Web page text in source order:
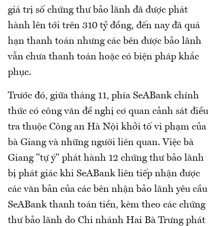
giá trị số chứng thư bảo lãnh đã được phát
hành lên tới trên 310 tỷ đồng, đến nay đã quá
hạn thanh toán nhưng các bên được bảo lãnh
vẫn chưa thanh toán hoặc có biện pháp khắc
phục.
Trước đó, giữa tháng 11, phía SeABank chính
thức có công văn đề nghị cơ quan cảnh sát điều
tra thuộc Công an Hà Nội khởi tố vi phạm của
bà Giang và những người liên quan. Việc bà
Giang "tự ý" phát hành 12 chứng thư bảo lãnh
bị phát giác khi SeABank liên tiếp nhận được
các văn bản của các bên nhận bảo lãnh yêu cầu
SeABank thanh toán tiền, kèm theo các chứng
thư bảo lãnh do Chi nhánh Hai Bà Trưng phát